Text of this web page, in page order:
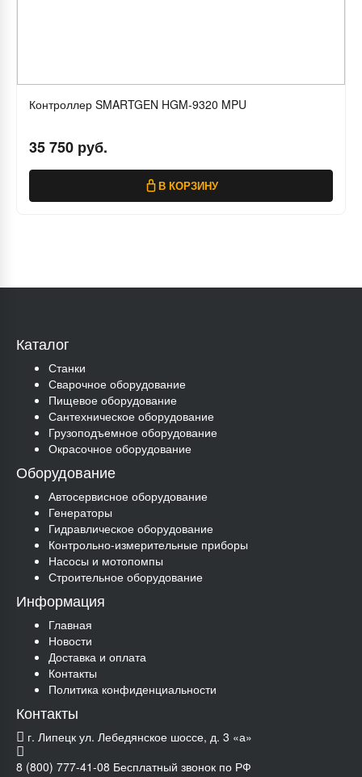
Контроллер SMARTGEN HGM-9320 MPU
35 750 руб.
В КОРЗИНУ
Каталог
Станки
Сварочное оборудование
Пищевое оборудование
Сантехническое оборудование
Грузоподъемное оборудование
Окрасочное оборудование
Оборудование
Автосервисное оборудование
Генераторы
Гидравлическое оборудование
Контрольно-измерительные приборы
Насосы и мотопомпы
Строительное оборудование
Информация
Главная
Новости
Доставка и оплата
Контакты
Политика конфиденциальности
Контакты
г. Липецк ул. Лебедянское шоссе, д. 3 «а»
8 (800) 777-41-08 Бесплатный звонок по РФ